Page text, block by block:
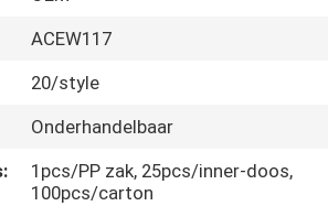
ACEW117
20/style
Onderhandelbaar
1pcs/PP zak, 25pcs/inner-doos,
100pcs/carton